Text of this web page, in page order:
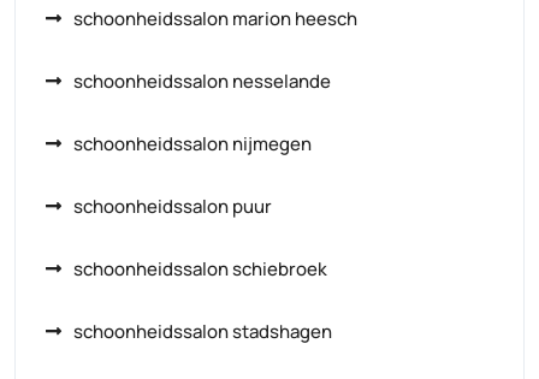
schoonheidssalon marion heesch
schoonheidssalon nesselande
schoonheidssalon nijmegen
schoonheidssalon puur
schoonheidssalon schiebroek
schoonheidssalon stadshagen